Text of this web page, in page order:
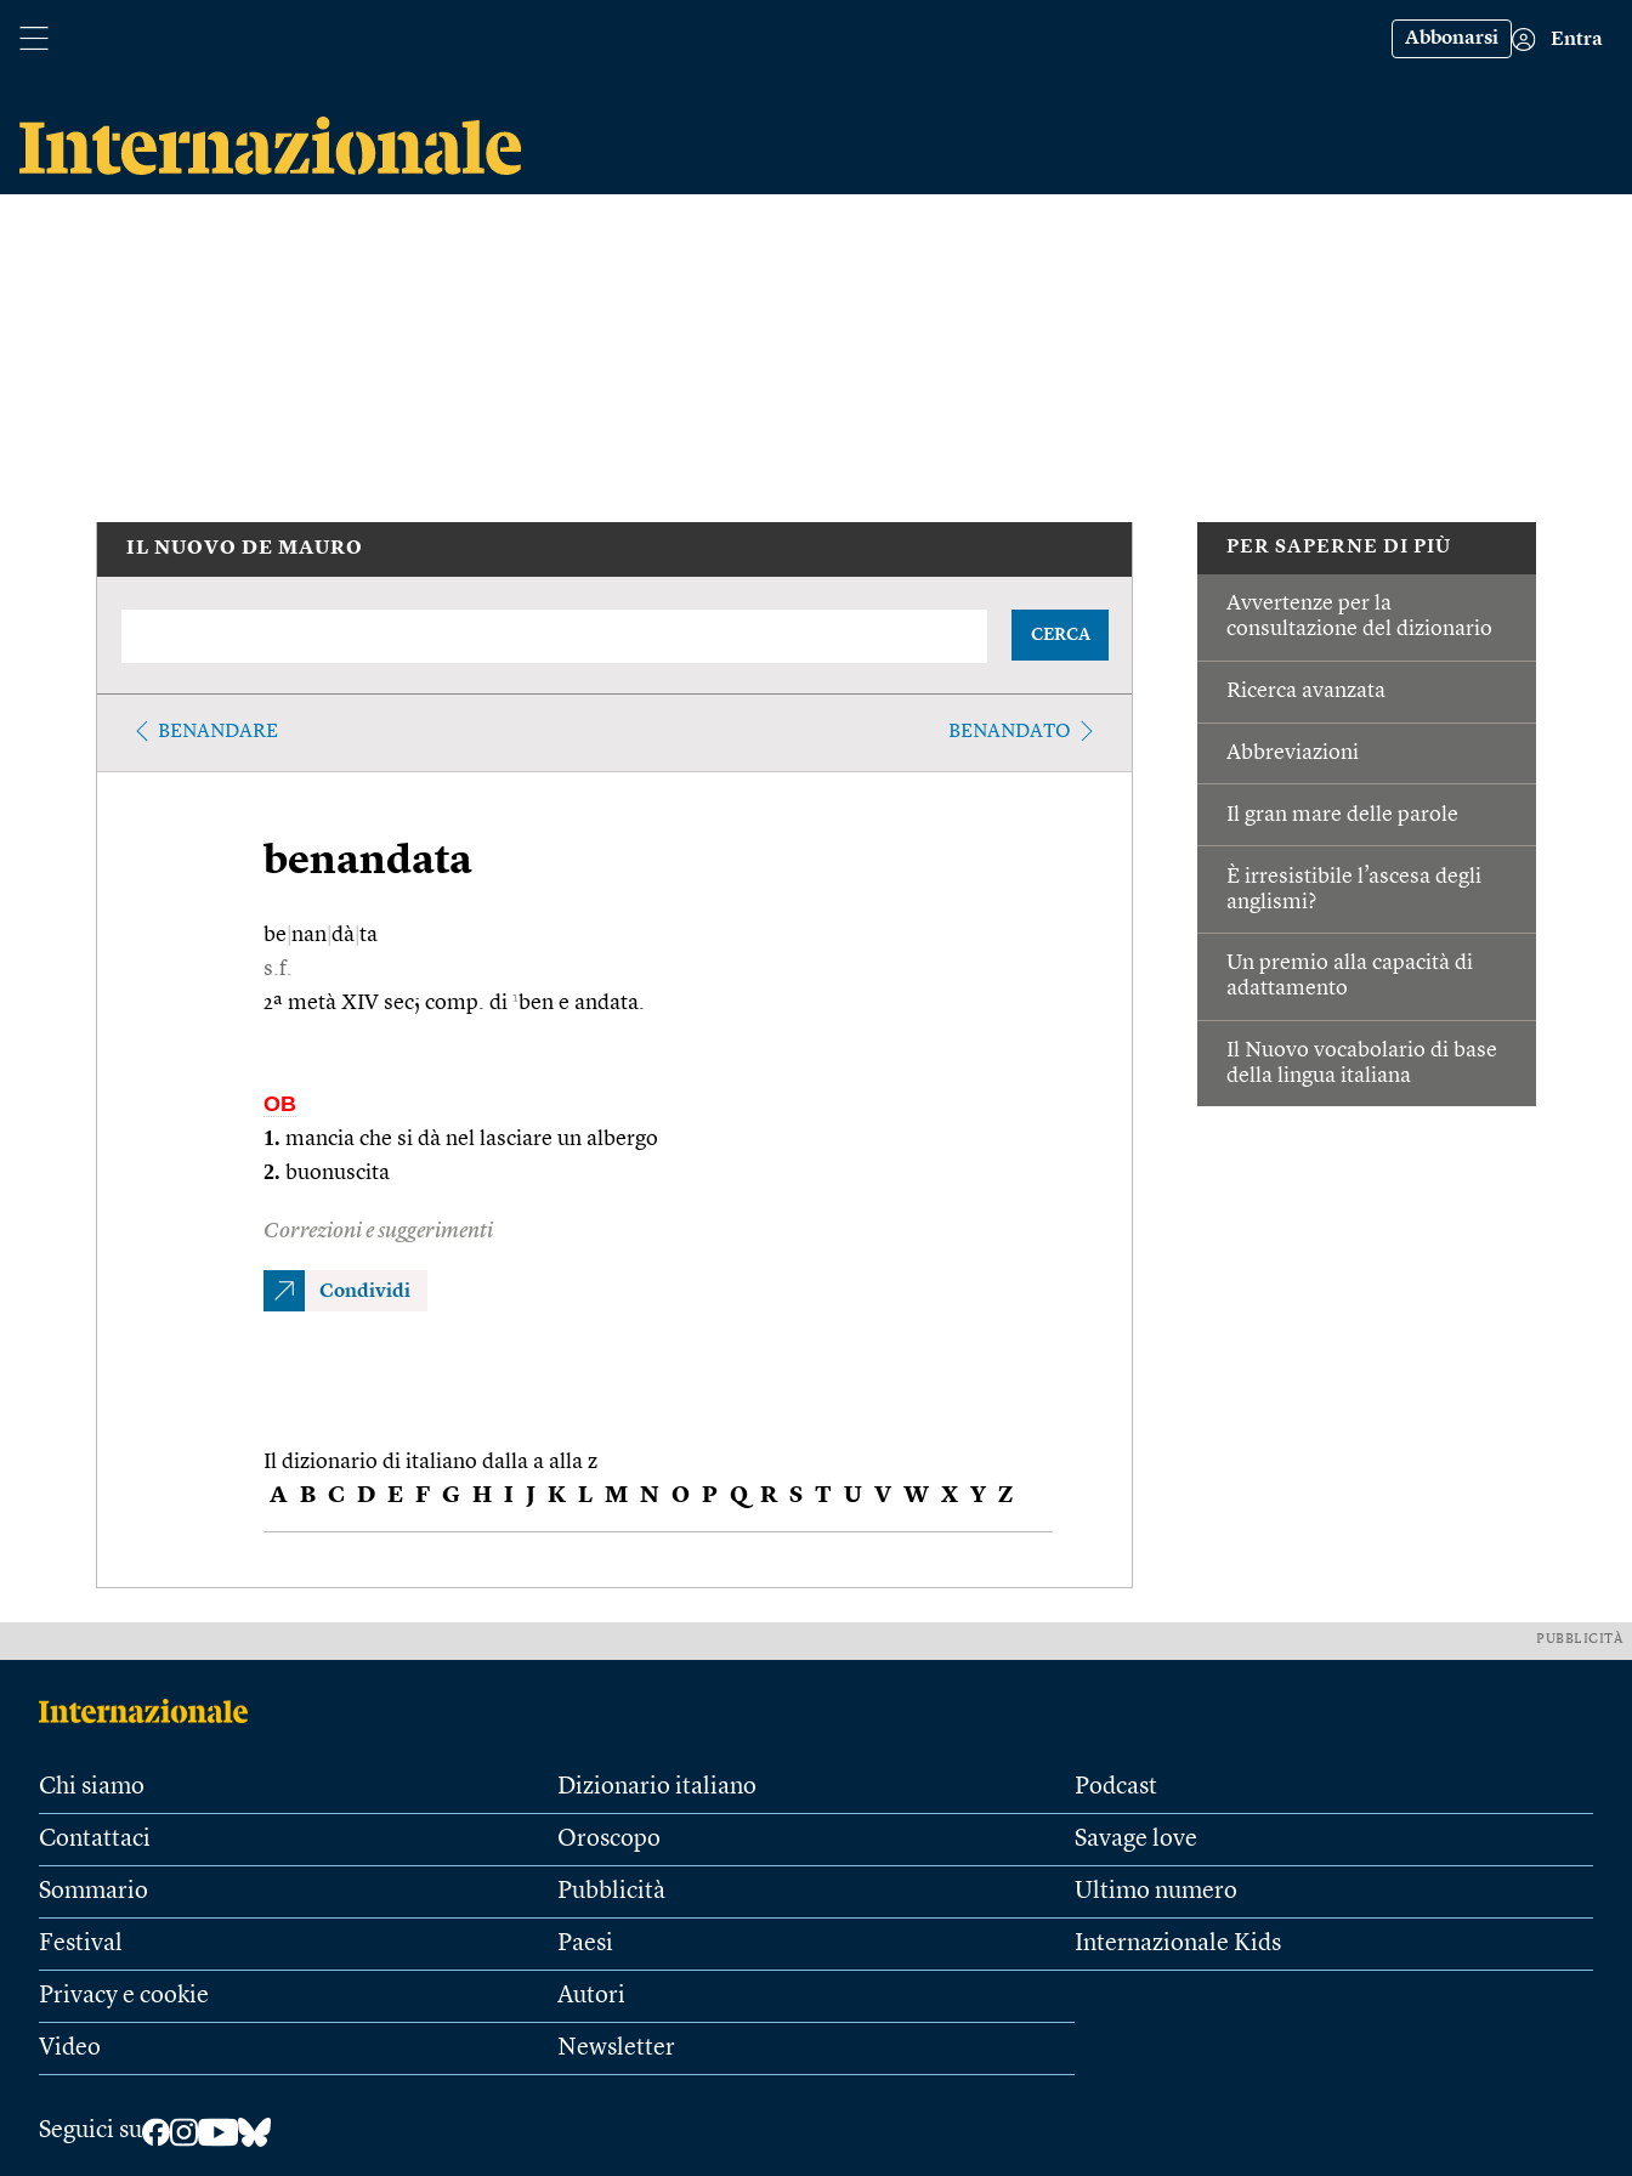
Abbonarsi Entra
PER SAPERNE DI PIÙ
Avvertenze per la
consultazione del dizionario
Ricerca avanzata
Abbreviazioni
Il gran mare delle parole
È irresistibile l’ascesa degli
anglismi?
Un premio alla capacità di
adattamento
Il Nuovo vocabolario di base
della lingua italiana
IL NUOVO DE MAURO
CERCA
BENANDARE BENANDATO
benandata
be nan dà ta
s.f.
2ª metà XIV sec; comp. di 1ben e andata.
OB
1. mancia che si dà nel lasciare un albergo
2. buonuscita
Correzioni e suggerimenti
Condividi
Il dizionario di italiano dalla a alla z
A B C D E F G H I J K L M N O P Q R S T U V W X Y Z
PUBBLICITÀ
Chi siamo
Contattaci
Sommario
Festival
Privacy e cookie
Video
Dizionario italiano
Oroscopo
Pubblicità
Paesi
Autori
Newsletter
Podcast
Savage love
Ultimo numero
Internazionale Kids
Seguici su